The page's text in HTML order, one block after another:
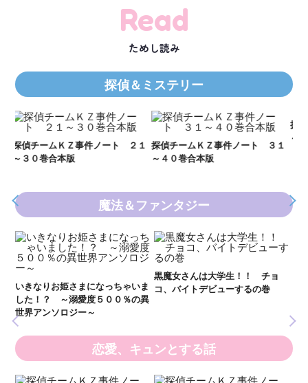
Read
ためし読み
探偵＆ミステリー
探偵チームＫＺ事件ノート ３１
～４０巻合本版
探偵チームＫＺ事件ノート １１
～２０巻合本版
魔法＆ファンタジー
コ、バイトデビューするの巻
新 妖界ナビ・ルナ１～１１ 全
１１巻合本版
恋愛、キュンとする話